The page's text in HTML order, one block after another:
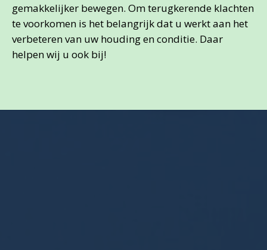
gemakkelijker bewegen. Om terugkerende klachten
te voorkomen is het belangrijk dat u werkt aan het
verbeteren van uw houding en conditie. Daar
helpen wij u ook bij!